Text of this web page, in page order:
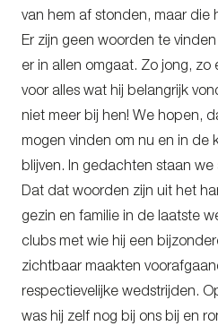
van hem af stonden, maar die
Er zijn geen woorden te
er in allen omgaat. Zo jong, zo
voor alles wat hij belangrijk
niet meer bij hen! We hopen,
mogen vinden om nu en in de
blijven. In gedachten staan we
Dat dat woorden zijn uit het
gezin en familie in de laatste
clubs met wie hij een
zichtbaar maakten
respectievelijke wedstrijden.
was hij zelf nog bij ons bij en